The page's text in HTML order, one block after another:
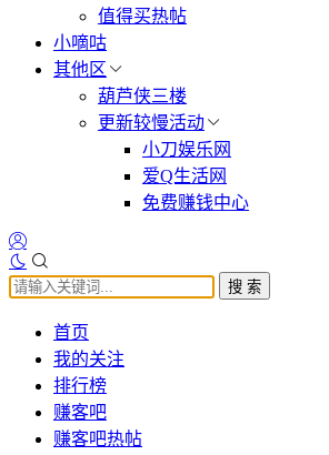
值得买热帖
小嘀咕
其他区
葫芦侠三楼
更新较慢活动
小刀娱乐网
爱Q生活网
免费赚钱中心
搜 索
首页
我的关注
排行榜
赚客吧
赚客吧热帖